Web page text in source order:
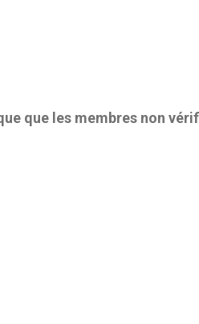
que les membres non